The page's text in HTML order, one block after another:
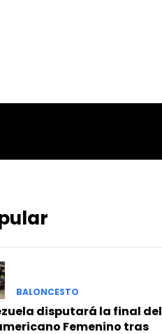
BALONCESTO
disputará la final del
Femenino tras